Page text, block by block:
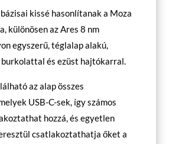
kissé hasonlítanak a Moza
különösen az Ares 8 nm
egyszerű, téglalap alakú,
és ezüst hajtókarral.
az alap összes
USB-C-sek, így számos
hozzá, és egyetlen
csatlakoztathatja őket a